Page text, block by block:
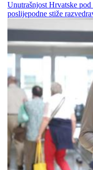
Unutrašnjost Hrvatske
poslijepodne stiže